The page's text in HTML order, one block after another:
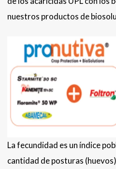
nuestros productos de
La fecundidad es un índice
cantidad de posturas